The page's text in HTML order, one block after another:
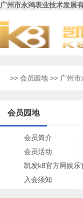
广州市永鸿表业技术发展
>> 会员园地 >> 广州市
会员园地
会员简介
会员活动
凯发k8官方网娱乐
的公告
入会须知